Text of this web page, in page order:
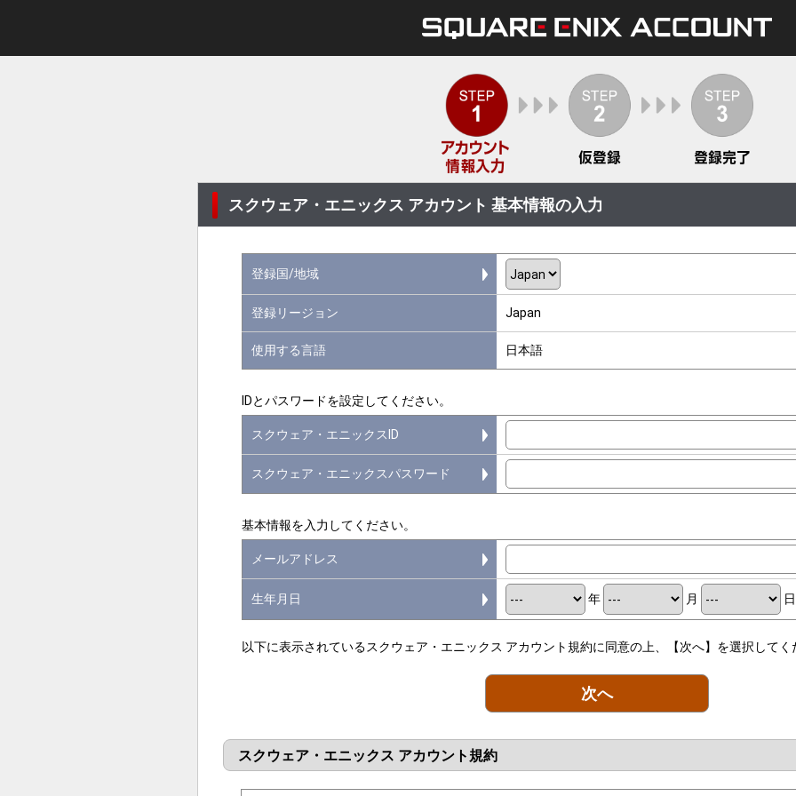
スクウェア・エニックス アカウント 基本情報の入力
登録国/地域
登録リージョン Japan
使用する言語 日本語
IDとパスワードを設定してください。
スクウェア・エニックスID
スクウェア・エニックスパスワード
基本情報を入力してください。
メールアドレス
生年月日 年 月 日
以下に表示されているスクウェア・エニックス アカウント規約に同意の上、【次へ】を選択してく
次へ
スクウェア・エニックス アカウント規約